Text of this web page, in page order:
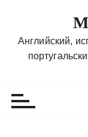
Английский,